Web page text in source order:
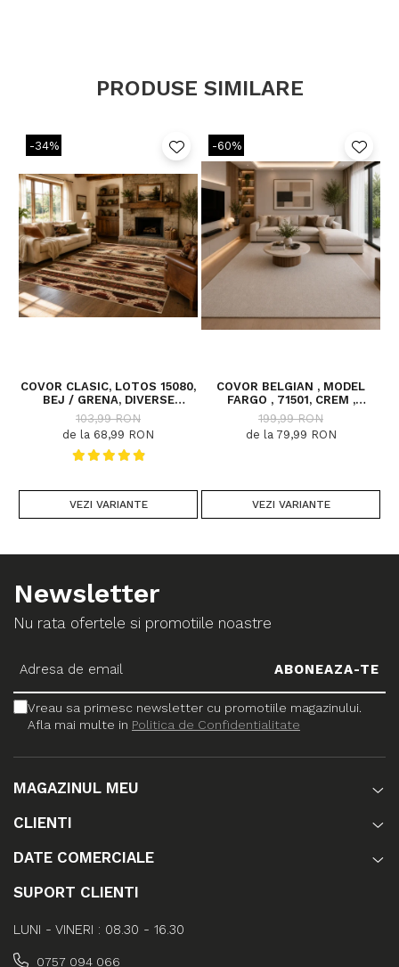
PRODUSE SIMILARE
-34%
COVOR CLASIC, LOTOS 15080,
BEJ / GRENA, DIVERSE
DIMENSIUNI
103,99 RON
de la 68,99 RON
VEZI VARIANTE
-60%
COVOR BELGIAN , MODEL
FARGO , 71501, CREM ,
DIVERSE DIMENSIUNI
199,99 RON
de la 79,99 RON
VEZI VARIANTE
Newsletter
Nu rata ofertele si promotiile noastre
Vreau sa primesc newsletter cu promotiile magazinului.
Afla mai multe in Politica de Confidentialitate
MAGAZINUL MEU
CLIENTI
DATE COMERCIALE
SUPORT CLIENTI
LUNI - VINERI : 08.30 - 16.30
0757 094 066